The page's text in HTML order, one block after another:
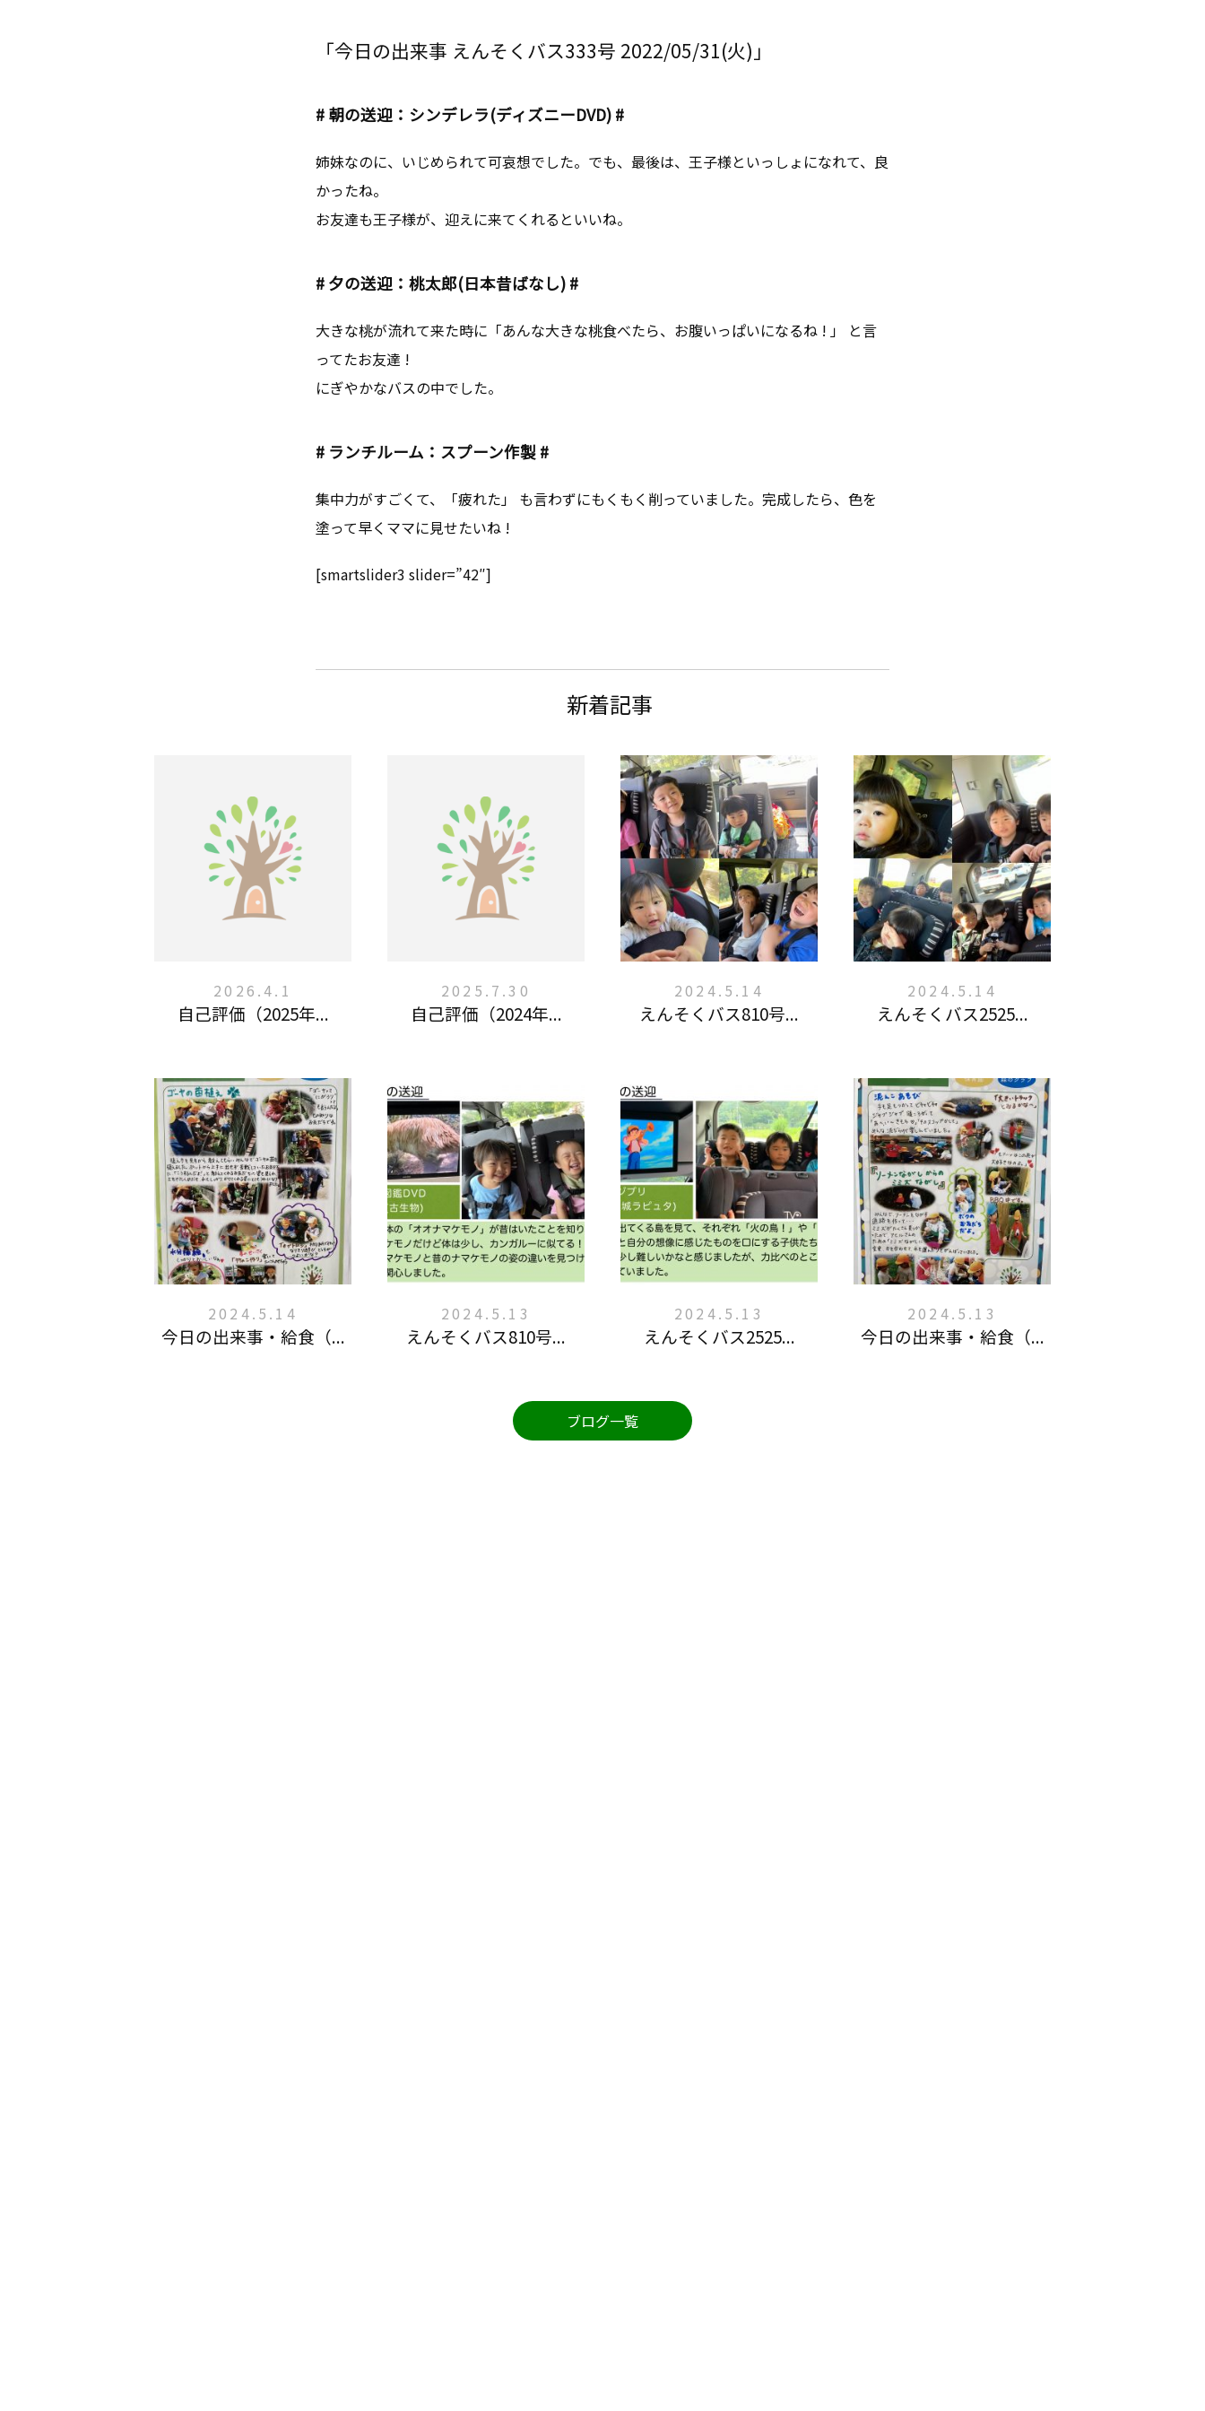
「今日の出来事 えんそくバス333号 2022/05/31(火)」
# 朝の送迎：シンデレラ(ディズニーDVD) #
姉妹なのに、いじめられて可哀想でした。でも、最後は、王子様といっしょになれて、良
かったね。
お友達も王子様が、迎えに来てくれるといいね。
# 夕の送迎：桃太郎(日本昔ばなし) #
大きな桃が流れて来た時に「あんな大きな桃食べたら、お腹いっぱいになるね ! 」 と言
ってたお友達 !
にぎやかなバスの中でした。
# ランチルーム：スプーン作製 #
集中力がすごくて、「疲れた」 も言わずにもくもく削っていました。完成したら、色を
塗って早くママに見せたいね !
[smartslider3 slider=”42″]
新着記事
2026.4.1
自己評価（2025年...
2025.7.30
自己評価（2024年...
2024.5.14
えんそくバス810号...
2024.5.14
えんそくバス2525...
2024.5.14
今日の出来事・給食（...
2024.5.13
えんそくバス810号...
2024.5.13
えんそくバス2525...
2024.5.13
今日の出来事・給食（...
ブログ一覧